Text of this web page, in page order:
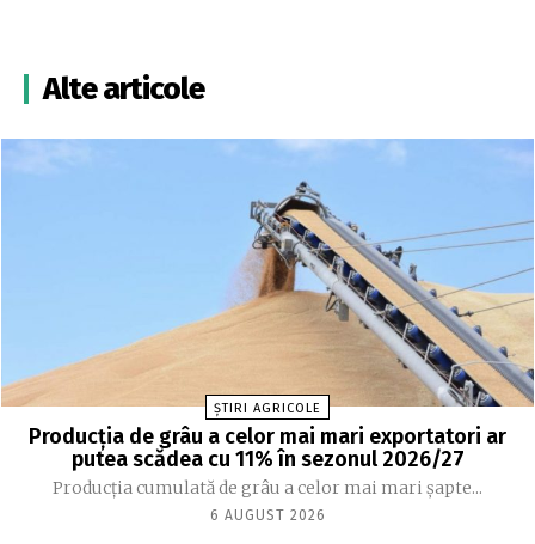
Alte articole
ȘTIRI AGRICOLE
Producția de grâu a celor mai mari exportatori ar
putea scădea cu 11% în sezonul 2026/27
Producția cumulată de grâu a celor mai mari șapte...
6 AUGUST 2026